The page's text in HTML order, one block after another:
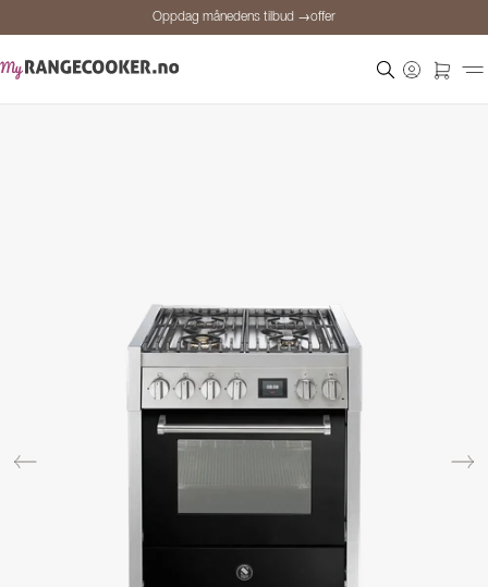
Oppdag månedens tilbud →offer